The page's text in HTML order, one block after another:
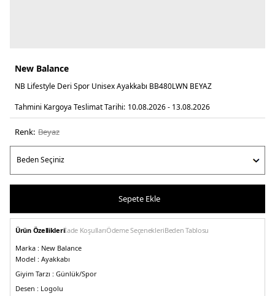
New Balance
NB Lifestyle Deri Spor Unisex Ayakkabı BB480LWN BEYAZ
Tahmini Kargoya Teslimat Tarihi: 10.08.2026 - 13.08.2026
Renk: beyaz
Sepete Ekle
Ürün Özellikleriİade KoşullarıÖdeme SeçenekleriBeden Tablosu
Marka : New Balance
Model : Ayakkabı
Giyim Tarzı : Günlük/Spor
Desen : Logolu